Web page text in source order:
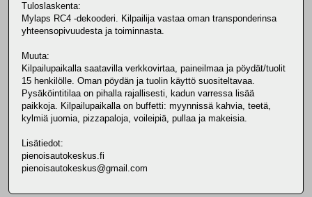
Tuloslaskenta:
Mylaps RC4 -dekooderi. Kilpailija vastaa oman transponderinsa
yhteensopivuudesta ja toiminnasta.
Muuta:
Kilpailupaikalla saatavilla verkkovirtaa, paineilmaa ja pöydät/tuolit
15 henkilölle. Oman pöydän ja tuolin käyttö suositeltavaa.
Pysäköintitilaa on pihalla rajallisesti, kadun varressa lisää
paikkoja. Kilpailupaikalla on buffetti: myynnissä kahvia, teetä,
kylmiä juomia, pizzapaloja, voileipiä, pullaa ja makeisia.
Lisätiedot:
pienoisautokeskus.fi
pienoisautokeskus@gmail.com